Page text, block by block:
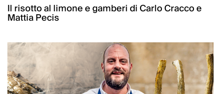
Il risotto al limone e gamberi di Carlo Cracco e
Mattia Pecis